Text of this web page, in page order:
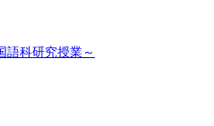
研究授業～